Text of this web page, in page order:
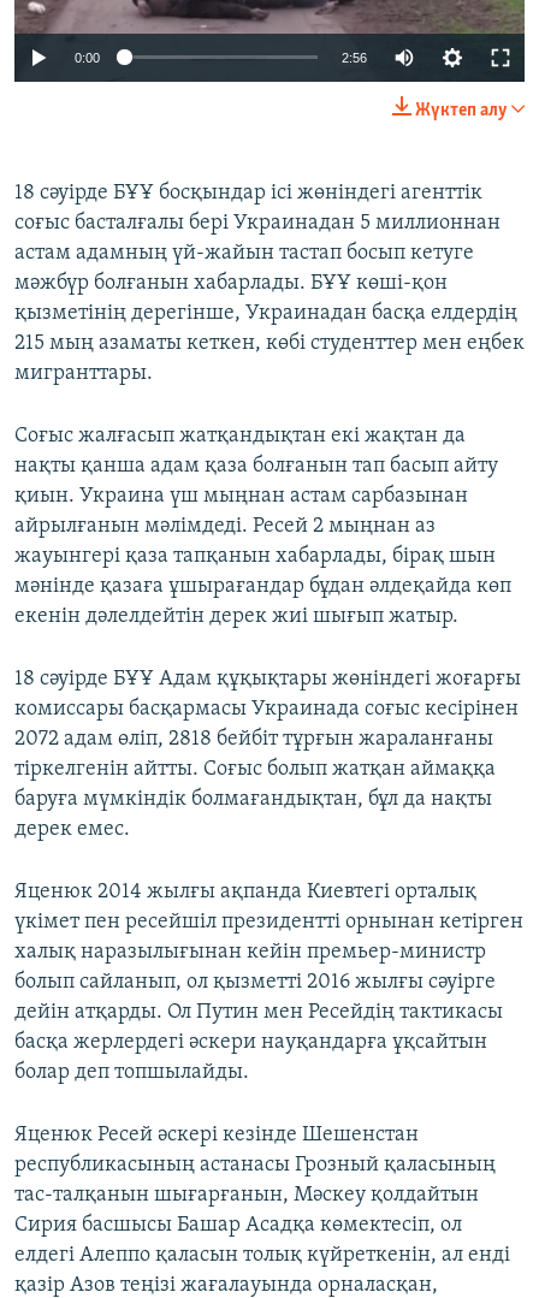
720p 1080p
0:00 2:56
720p
1080p
Жүктеп алу
18 сәуірде БҰҰ босқындар ісі жөніндегі агенттік
соғыс басталғалы бері Украинадан 5 миллионнан
астам адамның үй-жайын тастап босып кетуге
мәжбүр болғанын хабарлады. БҰҰ көші-қон
қызметінің дерегінше, Украинадан басқа елдердің
215 мың азаматы кеткен, көбі студенттер мен еңбек
мигранттары.
Соғыс жалғасып жатқандықтан екі жақтан да
нақты қанша адам қаза болғанын тап басып айту
қиын. Украина үш мыңнан астам сарбазынан
айрылғанын мәлімдеді. Ресей 2 мыңнан аз
жауынгері қаза тапқанын хабарлады, бірақ шын
мәнінде қазаға ұшырағандар бұдан әлдеқайда көп
екенін дәлелдейтін дерек жиі шығып жатыр.
18 сәуірде БҰҰ Адам құқықтары жөніндегі жоғарғы
комиссары басқармасы Украинада соғыс кесірінен
2072 адам өліп, 2818 бейбіт тұрғын жараланғаны
тіркелгенін айтты. Соғыс болып жатқан аймаққа
баруға мүмкіндік болмағандықтан, бұл да нақты
дерек емес.
Яценюк 2014 жылғы ақпанда Киевтегі орталық
үкімет пен ресейшіл президентті орнынан кетірген
халық наразылығынан кейін премьер-министр
болып сайланып, ол қызметті 2016 жылғы сәуірге
дейін атқарды. Ол Путин мен Ресейдің тактикасы
басқа жерлердегі әскери науқандарға ұқсайтын
болар деп топшылайды.
Яценюк Ресей әскері кезінде Шешенстан
республикасының астанасы Грозный қаласының
тас-талқанын шығарғанын, Мәскеу қолдайтын
Сирия басшысы Башар Асадқа көмектесіп, ол
елдегі Алеппо қаласын толық күйреткенін, ал енді
қазір Азов теңізі жағалауында орналасқан,